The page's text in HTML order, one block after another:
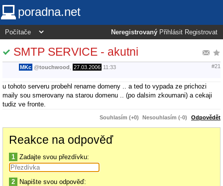
poradna.net
Neregistrovaný Přihlásit Registrovat
SMTP SERVICE - akutni
MKc @touchwood 27.03.2006 11:33 #21
u tohoto serveru probehl rename domeny .. a ted to vypada ze prichozi
maily sou smerovany na starou domenu .. (po dalsim zkoumani) a cekaji
tudiz ve fronte.
Souhlasím (+0) Nesouhlasím (-0) Odpovědět
Reakce na odpověď
1 Zadajte svou přezdívku:
2 Napište svou odpověď: